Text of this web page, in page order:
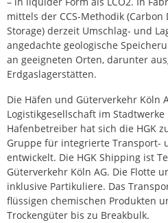
mittels der CCS-Methodik
Storage) derzeit Umschlag- und
angedachte geologische
an geeigneten Orten, darunter
Erdgaslagerstätten.
Die Häfen und Güterverkehr Köln
Logistikgesellschaft im
Hafenbetreiber hat sich die HGK
Gruppe für integrierte Transport-
entwickelt. Die HGK Shipping ist
Güterverkehr Köln AG. Die Flotte
inklusive Partikuliere. Das
flüssigen chemischen Produkten
Trockengüter bis zu Breakbulk.